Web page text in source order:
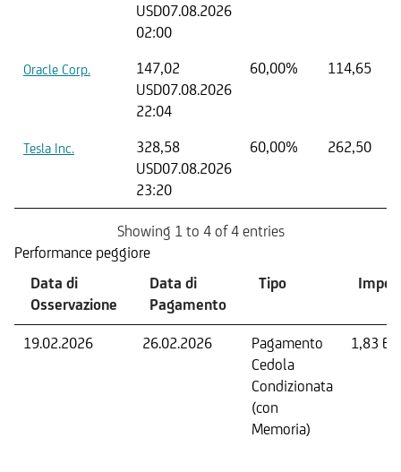
USD07.08.2026
02:00
Oracle Corp.
147,02
USD07.08.2026
22:04
60,00% 114,65
Tesla Inc.
328,58
USD07.08.2026
23:20
60,00% 262,50
Showing 1 to 4 of 4 entries
Performance peggiore
Data di
Osservazione
Data di
Pagamento
Tipo
19.02.2026 26.02.2026
Pagamento
Cedola
Condizionata
(con
Memoria)
1,83